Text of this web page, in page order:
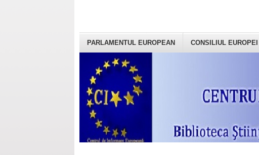
PARLAMENTUL EUROPEAN CONSILIUL EUROPEI